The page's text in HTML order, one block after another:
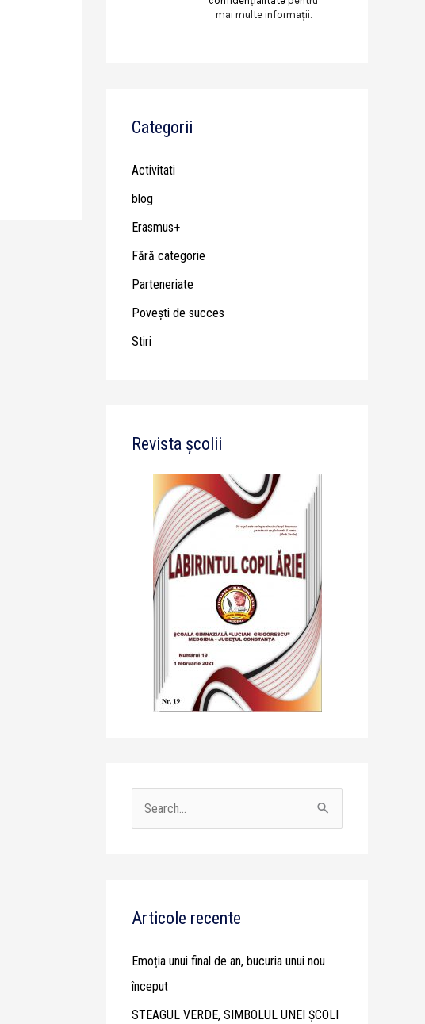
mai multe informații.
Categorii
Activitati
blog
Erasmus+
Fără categorie
Parteneriate
Poveşti de succes
Stiri
Revista școlii
c
f
o
r
Articole recente
Emoția unui final de an, bucuria unui nou
început
STEAGUL VERDE, SIMBOLUL UNEI ȘCOLI